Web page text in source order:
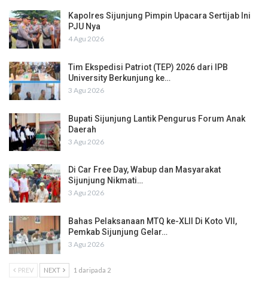
Kapolres Sijunjung Pimpin Upacara Sertijab Ini
PJU Nya
4 Agu 2026
Tim Ekspedisi Patriot (TEP) 2026 dari IPB
University Berkunjung ke…
3 Agu 2026
Bupati Sijunjung Lantik Pengurus Forum Anak
Daerah
3 Agu 2026
Di Car Free Day, Wabup dan Masyarakat
Sijunjung Nikmati…
3 Agu 2026
Bahas Pelaksanaan MTQ ke-XLII Di Koto VII,
Pemkab Sijunjung Gelar…
3 Agu 2026
PREV NEXT 1 daripada 2